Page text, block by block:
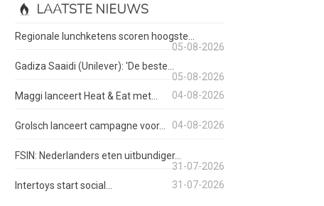
LAATSTE NIEUWS
Regionale lunchketens scoren hoogste...
05-08-2026
Gadiza Saaidi (Unilever): 'De beste...
05-08-2026
Maggi lanceert Heat & Eat met...
04-08-2026
Grolsch lanceert campagne voor... 04-08-2026
FSIN: Nederlanders eten uitbundiger...
31-07-2026
Intertoys start social...
31-07-2026